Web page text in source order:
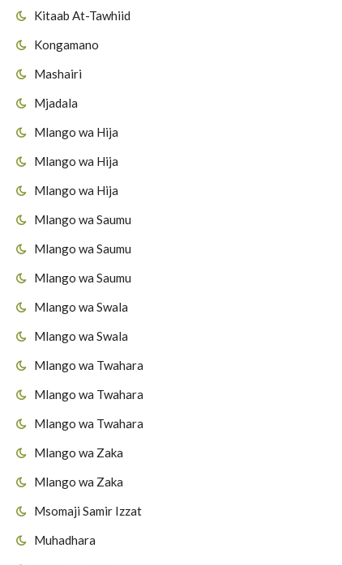
Kitaab At-Tawhiid
Kongamano
Mashairi
Mjadala
Mlango wa Hija
Mlango wa Hija
Mlango wa Hija
Mlango wa Saumu
Mlango wa Saumu
Mlango wa Saumu
Mlango wa Swala
Mlango wa Swala
Mlango wa Twahara
Mlango wa Twahara
Mlango wa Twahara
Mlango wa Zaka
Mlango wa Zaka
Msomaji Samir Izzat
Muhadhara